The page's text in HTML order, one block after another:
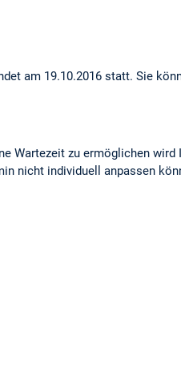
am 19.10.2016 statt. Sie
Wartezeit zu ermöglichen wird
nicht individuell anpassen